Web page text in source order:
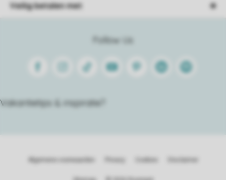
Follow Us
FacebookInstagram
Tiktok Youtube PinterestLinkedinSpotify
Vakantietips & inspiratie?
Veilig betalen met